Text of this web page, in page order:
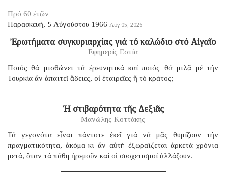
Πρό 60 ἐτῶν
Παρασκευή, 5 Αὐγούστου 1966 Αυγ 05, 2026
Ἐρωτήματα συγκυριαρχίας γιά τό καλώδιο στό Αἰγαῖο
Εφημερίς Εστία
Ποιός θά μισθώνει τά ἐρευνητικά καί ποιός θά μιλᾶ μέ τήν
Τουρκία ἄν ἀπαιτεῖ ἄδειες, οἱ ἑταιρεῖες ἤ τό κράτος;
Ἡ στιβαρότητα τῆς Δεξιᾶς
Μανώλης Κοττάκης
Τά γεγονότα εἶναι πάντοτε ἐκεῖ γιά νά μᾶς θυμίζουν τήν
πραγματικότητα, ἀκόμα κι ἄν αὐτή ἐξωραΐζεται ἀρκετά χρόνια
μετά, ὅταν τά πάθη ἠρεμοῦν καί οἱ συσχετισμοί ἀλλάζουν.